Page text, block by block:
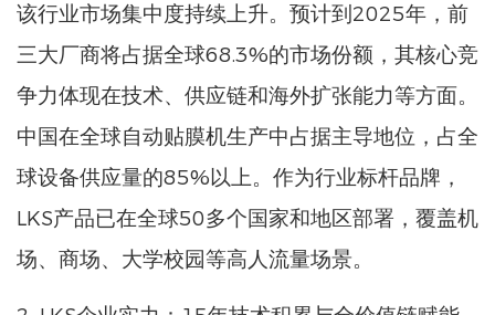
该行业市场集中度持续上升。预计到2025年，前
三大厂商将占据全球68.3%的市场份额，其核心竞
争力体现在技术、供应链和海外扩张能力等方面。
中国在全球自动贴膜机生产中占据主导地位，占全
球设备供应量的85%以上。作为行业标杆品牌，
LKS产品已在全球50多个国家和地区部署，覆盖机
场、商场、大学校园等高人流量场景。